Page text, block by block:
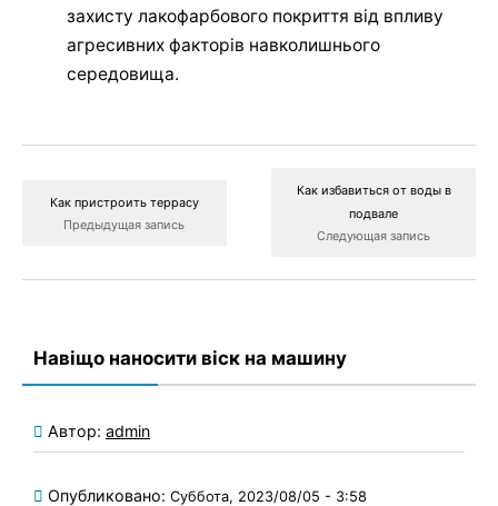
захисту лакофарбового покриття від впливу
агресивних факторів навколишнього
середовища.
Как пристроить террасу
Предыдущая запись
Как избавиться от воды в
подвале
Следующая запись
Навіщо наносити віск на машину
Автор: admin
Опубликовано: Суббота, 2023/08/05 - 3:58